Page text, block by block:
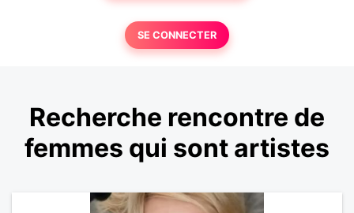
SE CONNECTER
Recherche rencontre de
femmes qui sont artistes